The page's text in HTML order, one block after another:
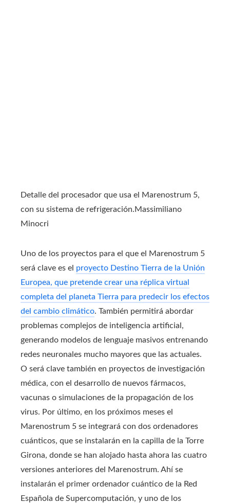
Detalle del procesador que usa el Marenostrum 5,
con su sistema de refrigeración.Massimiliano
Minocri
Uno de los proyectos para el que el Marenostrum 5
será clave es el proyecto Destino Tierra de la Unión
Europea, que pretende crear una réplica virtual
completa del planeta Tierra para predecir los efectos
del cambio climático. También permitirá abordar
problemas complejos de inteligencia artificial,
generando modelos de lenguaje masivos entrenando
redes neuronales mucho mayores que las actuales.
O será clave también en proyectos de investigación
médica, con el desarrollo de nuevos fármacos,
vacunas o simulaciones de la propagación de los
virus. Por último, en los próximos meses el
Marenostrum 5 se integrará con dos ordenadores
cuánticos, que se instalarán en la capilla de la Torre
Girona, donde se han alojado hasta ahora las cuatro
versiones anteriores del Marenostrum. Ahí se
instalarán el primer ordenador cuántico de la Red
Española de Supercomputación, y uno de los